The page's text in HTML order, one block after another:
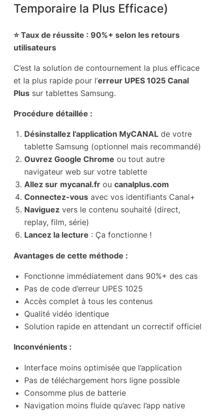
Temporaire la Plus Efficace)
⭐ Taux de réussite : 90%+ selon les retours
utilisateurs
C’est la solution de contournement la plus efficace
et la plus rapide pour l’erreur UPES 1025 Canal
Plus sur tablettes Samsung.
Procédure détaillée :
Désinstallez l’application MyCANAL de votre
tablette Samsung (optionnel mais recommandé)
Ouvrez Google Chrome ou tout autre
navigateur web sur votre tablette
Allez sur mycanal.fr ou canalplus.com
Connectez-vous avec vos identifiants Canal+
Naviguez vers le contenu souhaité (direct,
replay, film, série)
Lancez la lecture : Ça fonctionne !
Avantages de cette méthode :
Fonctionne immédiatement dans 90%+ des cas
Pas de code d’erreur UPES 1025
Accès complet à tous les contenus
Qualité vidéo identique
Solution rapide en attendant un correctif officiel
Inconvénients :
Interface moins optimisée que l’application
Pas de téléchargement hors ligne possible
Consomme plus de batterie
Navigation moins fluide qu’avec l’app native